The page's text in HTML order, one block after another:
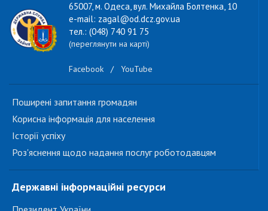
65007, м. Одеса, вул. Михайла Болтенка, 10
e-mail: zagal@od.dcz.gov.ua
тел.: (048) 740 91 75
(переглянути на карті)
Facebook / YouTube
Поширені запитання громадян
Корисна інформація для населення
Історії успіху
Роз'яснення щодо надання послуг роботодавцям
Державні інформаційні ресурси